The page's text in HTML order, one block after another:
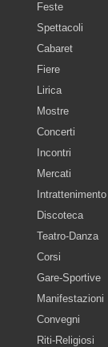
Feste
Spettacoli
Cabaret
Fiere
Lirica
Mostre
Concerti
Incontri
Mercati
Intrattenimento
Discoteca
Teatro-Danza
Corsi
Gare-Sportive
Manifestazioni
Convegni
Riti-Religiosi